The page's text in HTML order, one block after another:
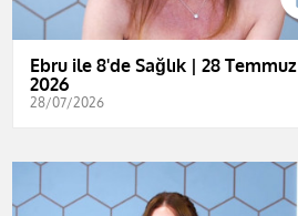
Ebru ile 8'de Sağlık | 28 Temmuz
2026
28/07/2026